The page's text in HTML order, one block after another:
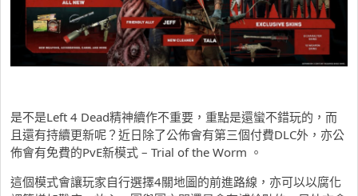
是不是Left 4 Dead精神續作不重要，重點是還蠻不錯玩的，而
且還有持續更新呢？近日除了公佈會有第三個付費DLC外，亦公
佈會有免費的PvE新模式 – Trial of the Worm 。
這個模式會讓玩家自行選擇4關地圖的前進路線，亦可以以腐化